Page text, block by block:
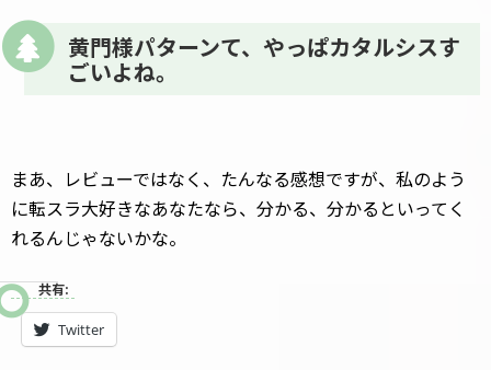
黄門様パターンて、やっぱカタルシスす
ごいよね。
まあ、レビューではなく、たんなる感想ですが、私のよう
に転スラ大好きなあなたなら、分かる、分かるといってく
れるんじゃないかな。
共有:
Twitter